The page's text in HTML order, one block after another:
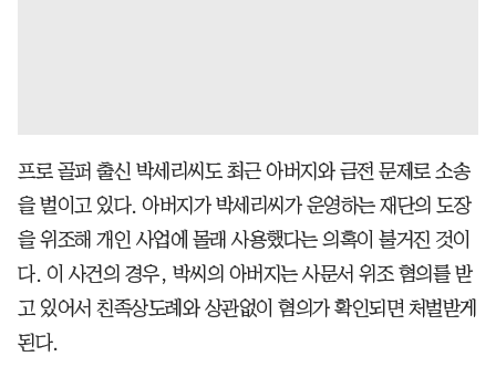
프로 골퍼 출신 박세리씨도 최근 아버지와 금전 문제로 소송
을 벌이고 있다. 아버지가 박세리씨가 운영하는 재단의 도장
을 위조해 개인 사업에 몰래 사용했다는 의혹이 불거진 것이
다. 이 사건의 경우, 박씨의 아버지는 사문서 위조 혐의를 받
고 있어서 친족상도례와 상관없이 혐의가 확인되면 처벌받게
된다.